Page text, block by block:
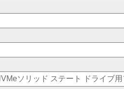
ソリッド ステート ドライブ